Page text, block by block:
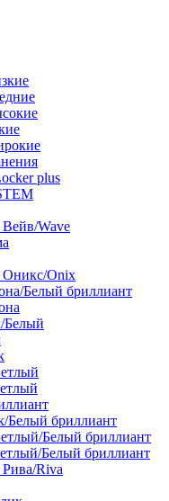
plus
Вейв/Wave
Оникс/Onix
Белый бриллиант
Белый
Белый бриллиант
Белый бриллиант
Белый бриллиант
Riva